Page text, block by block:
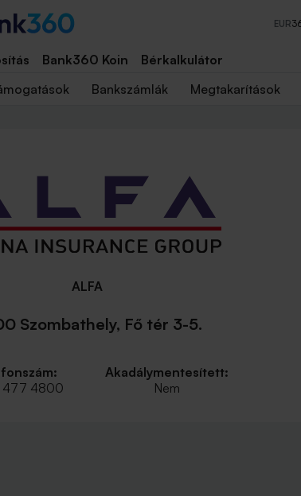
EUR
Bank360 Koin Bérkalkulátor
Bankszámlák Megtakarítások
ALFA
Szombathely, Fő tér 3-5.
477 4800
Akadálymentesített:
Nem